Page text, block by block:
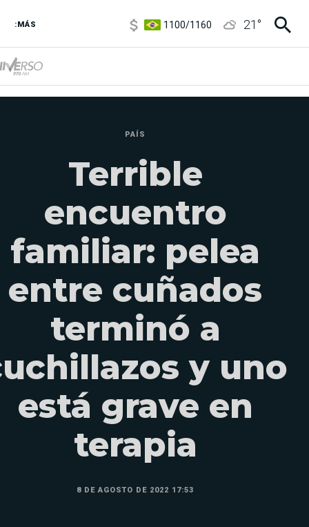
:MÁS
3,8/4
6850/7200
21 °
PAÍS
Terrible
encuentro
familiar: pelea
entre cuñados
terminó a
y uno
está grave en
terapia
8 DE AGOSTO DE 2022 17:53